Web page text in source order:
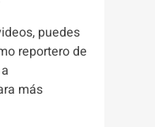
puedes
reportero de
más